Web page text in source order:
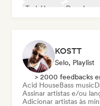
Tech House
Deep house
KOSTT
Selo, Playlist
> 2000 feedbacks
Acid HouseBass music
Assinar artistas e/ou
Adicionar artistas às